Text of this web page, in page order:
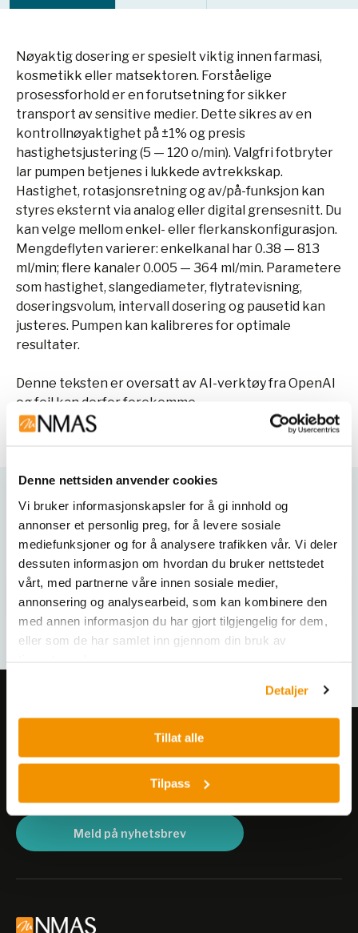
Denne nettsiden anvender cookies
Vi bruker informasjonskapsler for å gi innhold og
annonser et personlig preg, for å levere sosiale
mediefunksjoner og for å analysere trafikken vår. Vi deler
dessuten informasjon om hvordan du bruker nettstedet
vårt, med partnerne våre innen sosiale medier,
annonsering og analysearbeid, som kan kombinere den
med annen informasjon du har gjort tilgjengelig for dem,
eller som de har samlet inn gjennom din bruk av
Detaljer
Tillat alle
Tilpass
Nøyaktig dosering er spesielt viktig innen farmasi,
kosmetikk eller matsektoren. Forståelige
prosessforhold er en forutsetning for sikker
transport av sensitive medier. Dette sikres av en
kontrollnøyaktighet på ±1% og presis
hastighetsjustering (5 — 120 o/min). Valgfri fotbryter
lar pumpen betjenes i lukkede avtrekkskap.
Hastighet, rotasjonsretning og av/på-funksjon kan
styres eksternt via analog eller digital grensesnitt. Du
kan velge mellom enkel- eller flerkanskonfigurasjon.
Mengdeflyten varierer: enkelkanal har 0.38 — 813
ml/min; flere kanaler 0.005 — 364 ml/min. Parametere
som hastighet, slangediameter, flytratevisning,
doseringsvolum, intervall dosering og pausetid kan
justeres. Pumpen kan kalibreres for optimale
resultater.
Denne teksten er oversatt av AI-verktøy fra OpenAI
og feil kan derfor forekomme.
Varianter
Meld deg på vårt nyhetsbrev!
Få informasjon om produkter,
arrangementer og kampanjer.
Meld på nyhetsbrev